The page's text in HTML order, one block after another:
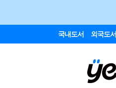
국내도서 외국도서